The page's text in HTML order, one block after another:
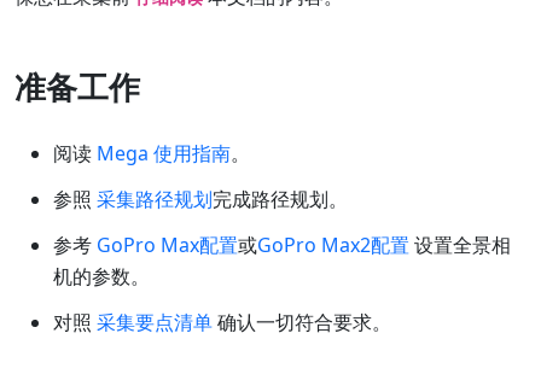
准备工作
阅读 Mega 使用指南。
参照 采集路径规划完成路径规划。
参考 GoPro Max配置或GoPro Max2配置 设置全景相
机的参数。
对照 采集要点清单确认一切符合要求。